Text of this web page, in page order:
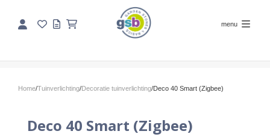
menu
Home/Tuinverlichting/Decoratie tuinverlichting/Deco 40 Smart (Zigbee)
Deco 40 Smart (Zigbee)